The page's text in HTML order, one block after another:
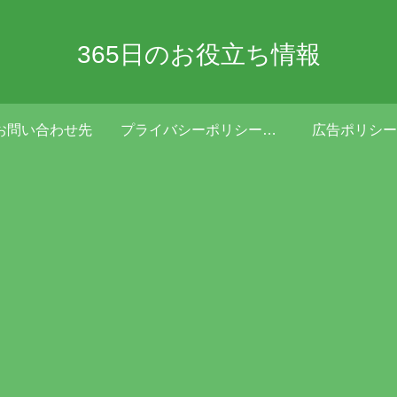
365日のお役立ち情報
問い合わせ先 プライバシーポリシー・免責事項 広告ポリシー